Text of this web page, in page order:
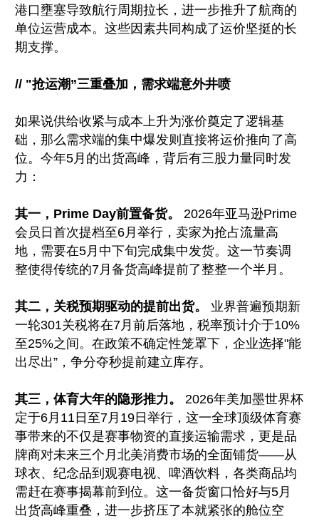
港口壅塞导致航行周期拉长，进一步推升了航商的
单位运营成本。这些因素共同构成了运价坚挺的长
期支撑。
// "抢运潮”三重叠加，需求端意外井喷
如果说供给收紧与成本上升为涨价奠定了逻辑基
础，那么需求端的集中爆发则直接将运价推向了高
位。今年5月的出货高峰，背后有三股力量同时发
力：
其一，Prime Day前置备货。
2026年亚马逊Prime
会员日首次提档至6月举行，卖家为抢占流量高
地，需要在5月中下旬完成集中发货。这一节奏调
整使得传统的7月备货高峰提前了整整一个半月。
其二，关税预期驱动的提前出货。
业界普遍预期新
一轮301关税将在7月前后落地，税率预计介于10%
至25%之间。在政策不确定性笼罩下，企业选择"能
出尽出”，争分夺秒提前建立库存。
其三，体育大年的隐形推力。
2026年美加墨世界杯
定于6月11日至7月19日举行，这一全球顶级体育赛
事带来的不仅是赛事物资的直接运输需求，更是品
牌商对未来三个月北美消费市场的全面铺货——从
球衣、纪念品到观赛电视、啤酒饮料，各类商品均
需赶在赛事揭幕前到位。这一备货窗口恰好与5月
出货高峰重叠，进一步挤压了本就紧张的舱位空